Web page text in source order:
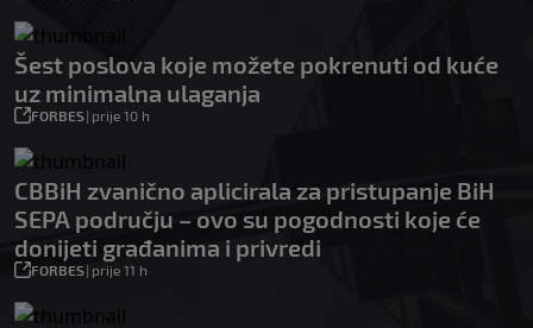
Šest poslova koje možete pokrenuti od kuće
uz minimalna ulaganja
FORBES| prije 10 h
CBBiH zvanično aplicirala za pristupanje BiH
SEPA području – ovo su pogodnosti koje će
donijeti građanima i privredi
FORBES| prije 11 h